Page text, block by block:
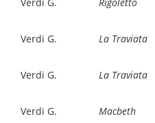
Verdi G. La Traviata
Verdi G. La Traviata
Verdi G. Macbeth